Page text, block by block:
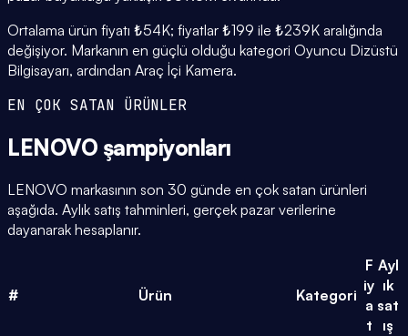
Ortalama ürün fiyatı ₺54K; fiyatlar ₺199 ile ₺239K aralığında
değişiyor. Markanın en güçlü olduğu kategori Oyuncu Dizüstü
Bilgisayarı, ardından Araç İçi Kamera.
EN ÇOK SATAN ÜRÜNLER
LENOVO şampiyonları
LENOVO markasının son 30 günde en çok satan ürünleri
aşağıda. Aylık satış tahminleri, gerçek pazar verilerine
dayanarak hesaplanır.
# Ürün Kategori
F
iy
a
t
Ayl
ık
sat
ış